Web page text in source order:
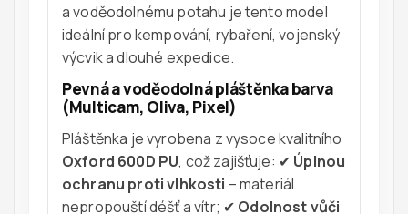
a voděodolnému potahu je tento model
ideální pro kempování, rybaření, vojenský
výcvik a dlouhé expedice.
Pevná a voděodolná pláštěnka barva
(Multicam, Oliva, Pixel)
Pláštěnka je vyrobena z vysoce kvalitního
Oxford 600D PU, což zajišťuje: ✔ Úplnou
ochranu proti vlhkosti – materiál
nepropouští déšť a vítr; ✔ Odolnost vůči